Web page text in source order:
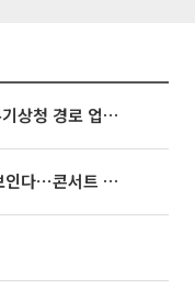
태풍 '돌핀' 오키나와 접근…일본기상청 경로 업데이트
빅뱅, 20주년 기념 '새 뱅봉' 선보인다⋯콘서트 앞두고 팝업 개최